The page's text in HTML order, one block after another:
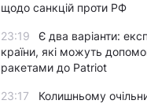
щодо санкцій проти РФ
23:19
Є два варіанти:
країни, які можуть
ракетами до Patriot
23:17
Колишньому